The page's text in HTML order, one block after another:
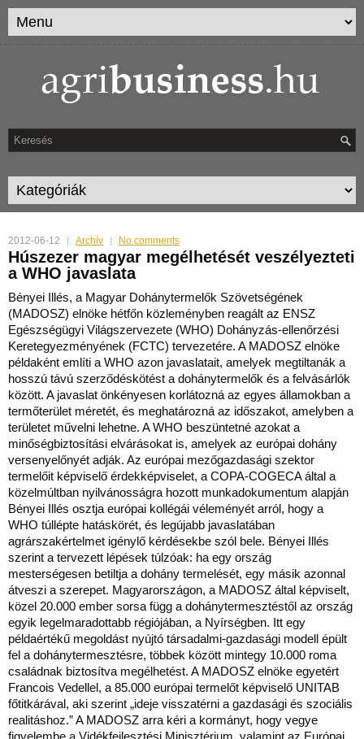
2012-06-12 Archív No comments
Húszezer magyar megélhetését veszélyezteti
a WHO javaslata
Bényei Illés, a Magyar Dohánytermelők Szövetségének
(MADOSZ) elnöke hétfőn közleményben reagált az ENSZ
Egészségügyi Világszervezete (WHO) Dohányzás-ellenőrzési
Keretegyezményének (FCTC) tervezetére. A MADOSZ elnöke
példaként említi a WHO azon javaslatait, amelyek megtiltanák a
hosszú távú szerződéskötést a dohánytermelők és a felvásárlók
között. A javaslat önkényesen korlátozná az egyes államokban a
termőterület méretét, és meghatározná az időszakot, amelyben a
területet művelni lehetne. A WHO beszüntetné azokat a
minőségbiztosítási elvárásokat is, amelyek az európai dohány
versenyelőnyét adják. Az európai mezőgazdasági szektor
termelőit képviselő érdekképviselet, a COPA-COGECA által a
közelmúltban nyilvánosságra hozott munkadokumentum alapján
Bényei Illés osztja európai kollégái véleményét arról, hogy a
WHO túllépte hatáskörét, és legújabb javaslatában
agrárszakértelmet igénylő kérdésekbe szól bele. Bényei Illés
szerint a tervezett lépések túlzóak: ha egy ország
mesterségesen betiltja a dohány termelését, egy másik azonnal
átveszi a szerepet. Magyarországon, a MADOSZ által képviselt,
közel 20.000 ember sorsa függ a dohánytermesztéstől az ország
egyik legelmaradottabb régiójában, a Nyírségben. Itt egy
példaértékű megoldást nyújtó társadalmi-gazdasági modell épült
fel a dohánytermesztésre, többek között mintegy 10.000 roma
családnak biztosítva megélhetést. A MADOSZ elnöke egyetért
Francois Vedellel, a 85.000 európai termelőt képviselő UNITAB
főtitkárával, aki szerint „ideje visszatérni a gazdasági és szociális
realitáshoz.” A MADOSZ arra kéri a kormányt, hogy vegye
figyelembe a Vidékfejlesztési Minisztérium, valamint az Európai